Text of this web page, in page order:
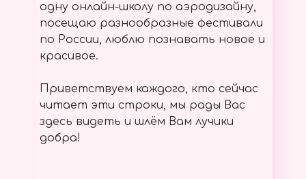
одну онлайн-школу по аэродизайну,
посещаю разнообразные фестивали
по России, люблю познавать новое и
красивое.
Приветствуем каждого, кто сейчас
читает эти строки, мы рады Вас
здесь видеть и шлём Вам лучики
добра!